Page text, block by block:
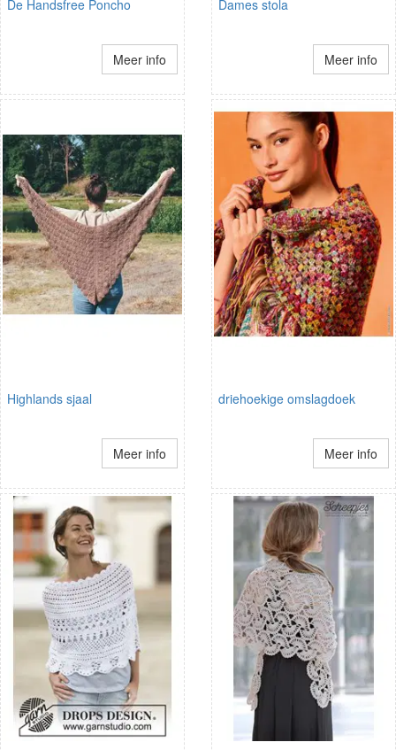
De Handsfree Poncho
Meer info
Dames stola
Meer info
Highlands sjaal
Meer info
driehoekige omslagdoek
Meer info